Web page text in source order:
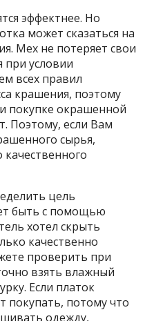
эффектнее. Но
может сказаться на
Мех не потеряет свои
при условии
всех правил
крашения, поэтому
покупке окрашенной
Поэтому, если Вам
сырья,
цель
быть с помощью
хотел скрыть
качественно
проверить при
взять влажный
Если платок
покупать, потому что
одежду,